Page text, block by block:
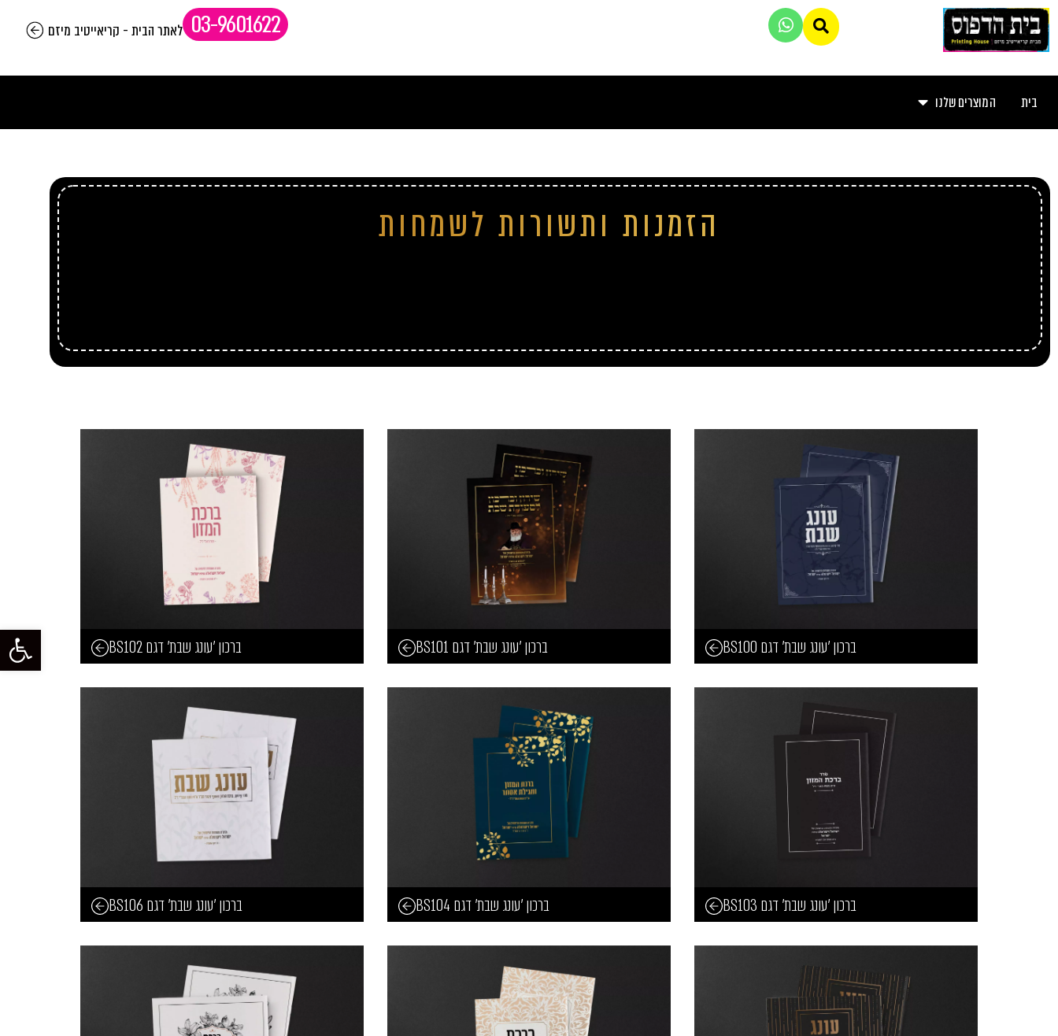
פתח
03-9601622 לאתר הבית - קריאייטיב מיזם
בית המוצרים שלנו
הזמנות ותשורות לשמחות
ברכון 'עונג שבת' דגם BS100 ברכון 'עונג שבת' דגם BS101 ברכון 'עונג שבת' דגם BS102
ברכון 'עונג שבת' דגם BS103 ברכון 'עונג שבת' דגם BS104 ברכון 'עונג שבת' דגם BS106